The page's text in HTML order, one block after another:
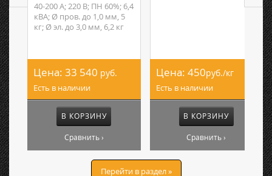
40-200 А; 220 В; ПН 60%; 6,4
кВА; Ø пров. до 1,0 мм, 5
кг; Ø эл. до 3,0 мм, 6,2 кг
Цена: 33 540 руб.
Есть в наличии
В КОРЗИНУ
Сравнить ›
Цена: 450руб./кг
Есть в наличии
В КОРЗИНУ
Сравнить ›
Перейти в раздел »